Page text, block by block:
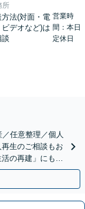
所
方法(対面・電
ビデオなど)は
談
営業時
間：本日
定休日
／任意整理／個人
生のご相談もお
の再建」にも気